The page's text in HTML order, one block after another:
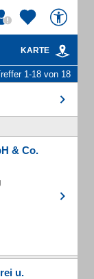
KARTE
1-18 von 18
& Co.
u.